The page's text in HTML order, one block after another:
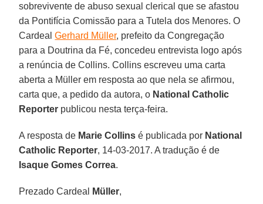
sobrevivente de abuso sexual clerical que se afastou
da Pontifícia Comissão para a Tutela dos Menores. O
CardealGerhard Müller, prefeito da Congregação
para a Doutrina da Fé, concedeu entrevista logo após
a renúncia de Collins. Collins escreveu uma carta
aberta a Müller em resposta ao que nela se afirmou,
carta que, a pedido da autora, o National Catholic
Reporter publicou nesta terça-feira.
A resposta de Marie Collins é publicada por National
Catholic Reporter, 14-03-2017. A tradução é de
Isaque Gomes Correa.
Prezado Cardeal Müller,